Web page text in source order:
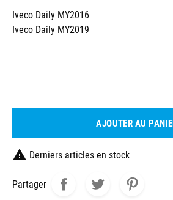
Iveco Daily MY2016
Iveco Daily MY2019
AJOUTER AU
 Derniers articles en stock
Partager